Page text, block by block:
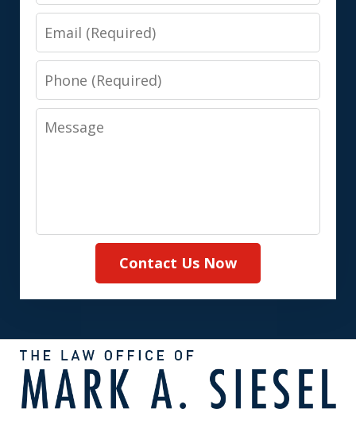
Email
Phone
Message
Contact Us Now